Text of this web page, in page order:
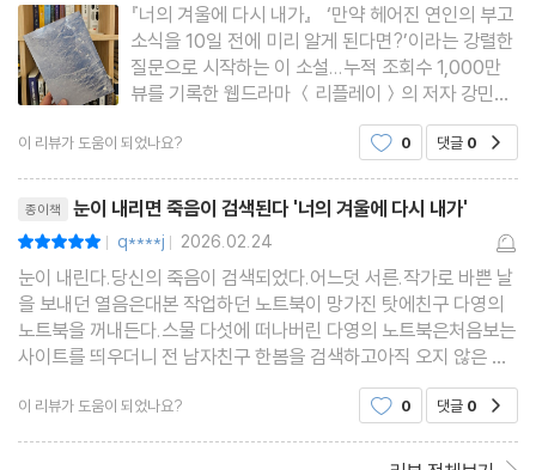
『너의 겨울에 다시 내가』 ‘만약 헤어진 연인의 부고
소식을 10일 전에 미리 알게 된다면?’이라는 강렬한
질문으로 시작하는 이 소설...누적 조회수 1,000만
뷰를 기록한 웹드라마 ＜리플레이＞의 저자 강민채
님의 『너의 겨울에 다시 내가』는 많은 생각을 하게
한 소설이었어요. 주인공 ‘한열음’은 어느 날 낯선 포
을 검색
이 리뷰가 도움이 되었나요? 0 댓글 0
종이책 눈이 내리면 죽음이 검색된다 '너의 겨울에 다시 내가'
| q****j | 2026.02.24
눈이 내린다.당신의 죽음이 검색되었다. 어느덧 서른.작가로 바쁜 날
을 보내던 열음은대본 작업하던 노트북이 망가진 탓에친구 다영의
노트북을 꺼내든다.스물 다섯에 떠나버린 다영의 노트북은처음보는
사이트를 띄우더니 전 남자친구 한봄을 검색하고아직 오지 않은 날
짜의 기사에 '사망'이라는 비보가 담겨있었다.뜨겁게 사랑했고,헤어
짐의 말도 없이 끝나버린 사랑.그렇게 끝난
이 리뷰가 도움이 되었나요? 0 댓글 0